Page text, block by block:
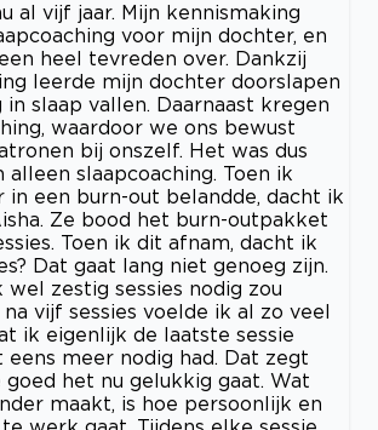
al vijf jaar. Mijn kennismaking
voor mijn dochter, en
heel tevreden over. Dankzij
leerde mijn dochter doorslapen
slaap vallen. Daarnaast kregen
waardoor we ons bewust
bij onszelf. Het was dus
alleen slaapcoaching. Toen ik
in een burn-out belandde, dacht ik
Ze bood het burn-outpakket
Toen ik dit afnam, dacht ik
Dat gaat lang niet genoeg zijn.
wel zestig sessies nodig zou
vijf sessies voelde ik al zo veel
ik eigenlijk de laatste sessie
eens meer nodig had. Dat zegt
goed het nu gelukkig gaat. Wat
maakt, is hoe persoonlijk en